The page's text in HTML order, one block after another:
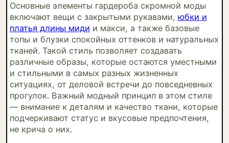
Основные элементы гардероба скромной моды
включают вещи с закрытыми рукавами, юбки и
платья длины миди и макси, а также базовые
топы и блузки спокойных оттенков и натуральных
тканей. Такой стиль позволяет создавать
различные образы, которые остаются уместными
и стильными в самых разных жизненных
ситуациях, от деловой встречи до повседневных
прогулок. Важный модный принцип в этом стиле
— внимание к деталям и качество ткани, которые
подчеркивают статус и вкусовые предпочтения,
не крича о них.